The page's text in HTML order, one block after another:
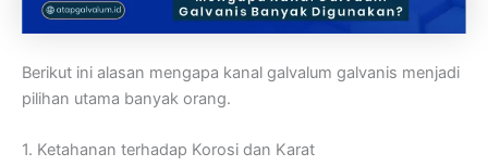
Berikut ini alasan mengapa kanal galvalum galvanis menjadi
pilihan utama banyak orang.
1. Ketahanan terhadap Korosi dan Karat